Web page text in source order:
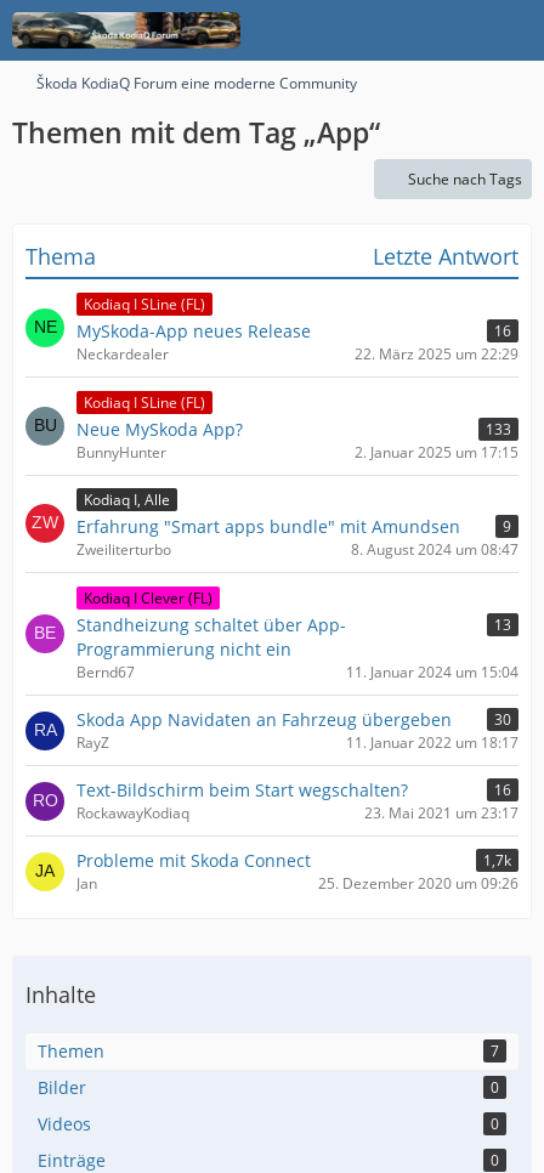
Škoda KodiaQ Forum eine moderne Community
Themen mit dem Tag „App“
Suche nach Tags
Thema Letzte Antwort
Kodiaq I SLine (FL)
MySkoda-App neues Release
16
Neckardealer
22. März 2025 um 22:29
Kodiaq I SLine (FL)
Neue MySkoda App?
133
BunnyHunter
2. Januar 2025 um 17:15
Kodiaq I, Alle
Erfahrung "Smart apps bundle" mit Amundsen
9
Zweiliterturbo
8. August 2024 um 08:47
Kodiaq I Clever (FL)
Standheizung schaltet über App-
Programmierung nicht ein
13
Bernd67 11. Januar 2024 um 15:04
Skoda App Navidaten an Fahrzeug übergeben
30
RayZ
11. Januar 2022 um 18:17
Text-Bildschirm beim Start wegschalten?
16
RockawayKodiaq
23. Mai 2021 um 23:17
Probleme mit Skoda Connect
1,7k
Jan
25. Dezember 2020 um 09:26
Inhalte
Themen 7
Bilder 0
Videos 0
Einträge 0